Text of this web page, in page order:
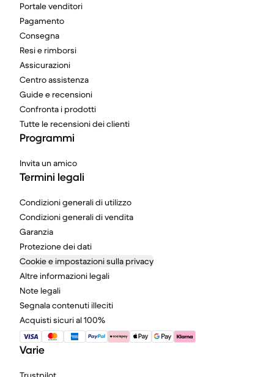
Portale venditori
Pagamento
Consegna
Resi e rimborsi
Assicurazioni
Centro assistenza
Guide e recensioni
Confronta i prodotti
Tutte le recensioni dei clienti
Programmi
Invita un amico
Termini legali
Condizioni generali di utilizzo
Condizioni generali di vendita
Garanzia
Protezione dei dati
Cookie e impostazioni sulla privacy
Altre informazioni legali
Note legali
Segnala contenuti illeciti
Acquisti sicuri al 100%
Varie